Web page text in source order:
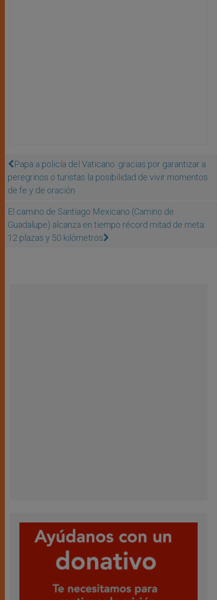
Papa a policía del Vaticano: gracias por garantizar a
peregrinos o turistas la posibilidad de vivir momentos
de fe y de oración
El camino de Santiago Mexicano (Camino de
Guadalupe) alcanza en tiempo récord mitad de meta:
12 plazas y 50 kilómetros